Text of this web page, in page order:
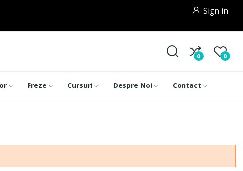
Sign in
0 0
Freze Cursuri Despre Noi Contact